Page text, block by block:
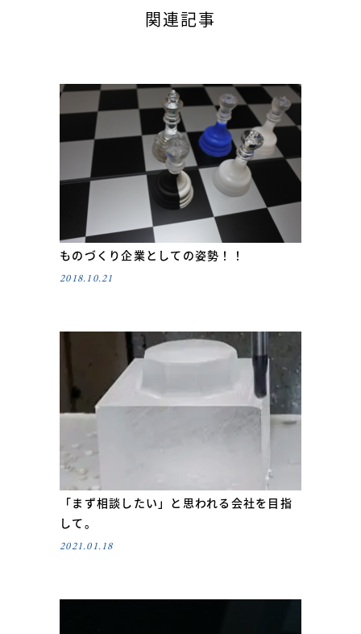
関連記事
ものづくり企業としての姿勢！！
2018.10.21
「まず相談したい」と思われる会社を目指
して。
2021.01.18